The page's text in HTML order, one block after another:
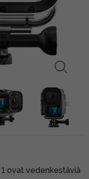
1 ovat vedenkestäviä